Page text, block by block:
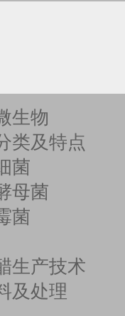
生物
类及特点
菌
母菌
菌
生产技术
及处理